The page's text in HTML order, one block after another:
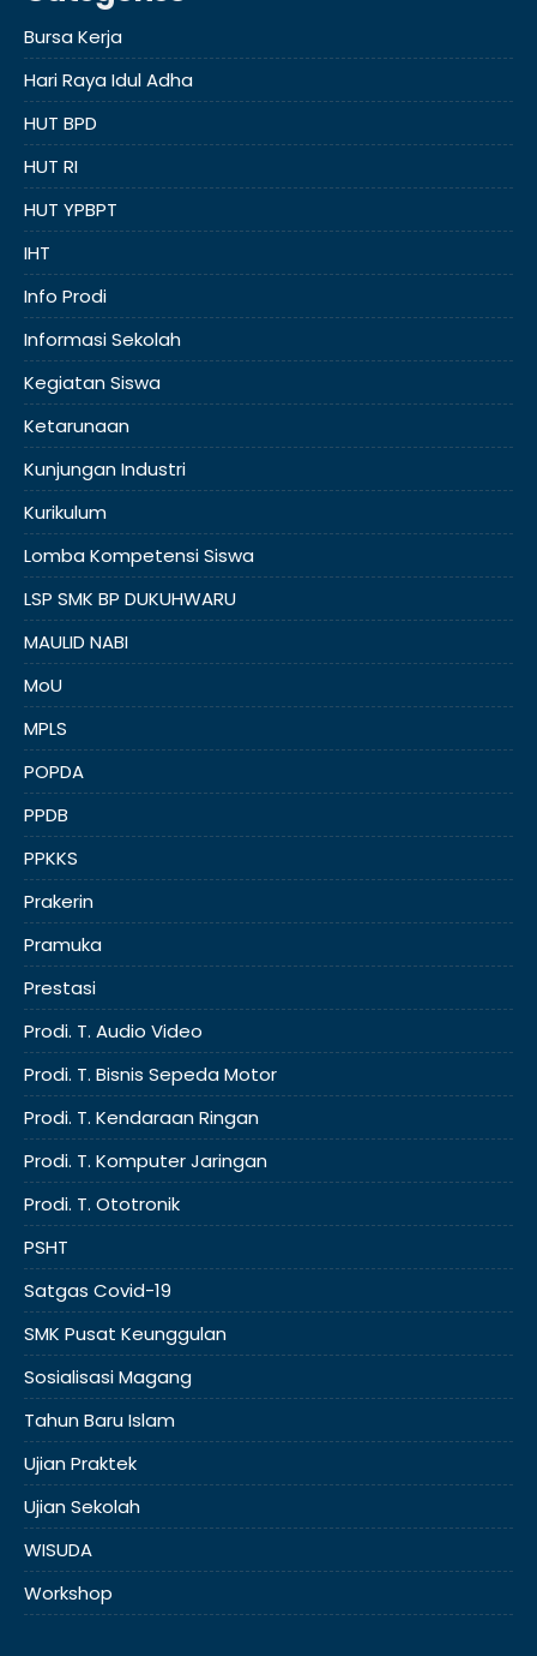
Bursa Kerja
Hari Raya Idul Adha
HUT BPD
HUT RI
HUT YPBPT
IHT
Info Prodi
Informasi Sekolah
Kegiatan Siswa
Ketarunaan
Kunjungan Industri
Kurikulum
Lomba Kompetensi Siswa
LSP SMK BP DUKUHWARU
MAULID NABI
MoU
MPLS
POPDA
PPDB
PPKKS
Prakerin
Pramuka
Prestasi
Prodi. T. Audio Video
Prodi. T. Bisnis Sepeda Motor
Prodi. T. Kendaraan Ringan
Prodi. T. Komputer Jaringan
Prodi. T. Ototronik
PSHT
Satgas Covid-19
SMK Pusat Keunggulan
Sosialisasi Magang
Tahun Baru Islam
Ujian Praktek
Ujian Sekolah
WISUDA
Workshop